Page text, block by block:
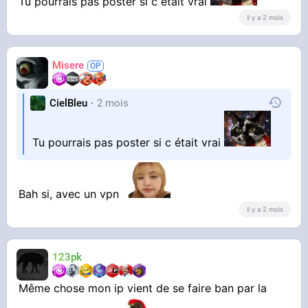
il y a 2 mois
Misere
CielBleu 2 mois
Tu pourrais pas poster si c était vrai
Bah si, avec un vpn
il y a 2 mois
123pk
Même chose mon ip vient de se faire ban par la